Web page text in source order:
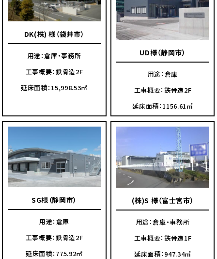
DK(株) 様（袋井市）
用途：倉庫・事務所
工事概要：鉄骨造2F
延床面積：15,998.53㎡
UD様（静岡市）
用途：倉庫
工事概要：鉄骨造2F
延床面積：1156.61㎡
SG様（静岡市）
用途：倉庫
工事概要：鉄骨造2F
延床面積：775.92㎡
(株)S 様（富士宮市）
用途：倉庫・事務所
工事概要：鉄骨造1F
延床面積：947.34㎡